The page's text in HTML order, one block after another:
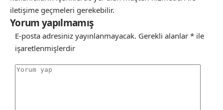
iletişime geçmeleri gerekebilir.
Yorum yapılmamış
E-posta adresiniz yayınlanmayacak. Gerekli alanlar * ile
işaretlenmişlerdir